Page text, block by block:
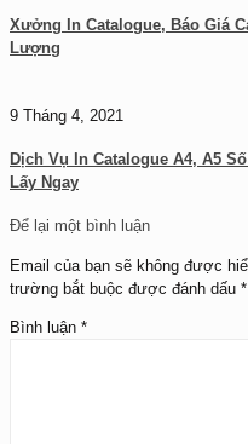
Xưởng In Catalogue, Báo Giá
Lượng
9 Tháng 4, 2021
Dịch Vụ In Catalogue A4, A5
Lấy Ngay
Để lại một bình luận
Email của bạn sẽ không được
trường bắt buộc được đánh dấu *
Bình luận *